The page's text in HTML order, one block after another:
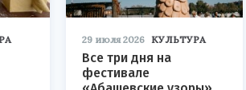
29 июля 2026 КУЛЬТУРА
Все три дня на
фестивале